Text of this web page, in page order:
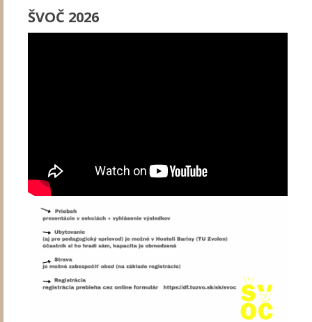
ŠVOČ 2026